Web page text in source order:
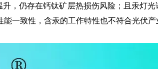
，仍存在钙钛矿层热损伤风险；且汞灯
一致性，含汞的工作特性也不符合光伏